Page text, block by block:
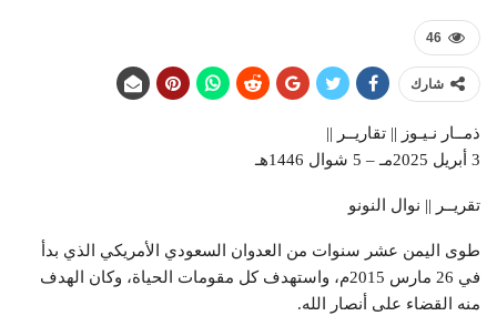
46
شارك
ذمــار نـيـوز || تقاريــر ||
3 أبريل 2025مـ – 5 شوال 1446هـ
تقريــر || نوال النونو
طوى اليمن عشر سنوات من العدوان السعودي الأمريكي الذي بدأ
في 26 مارس 2015م، واستهدف كل مقومات الحياة، وكان الهدف
منه القضاء على أنصار الله.